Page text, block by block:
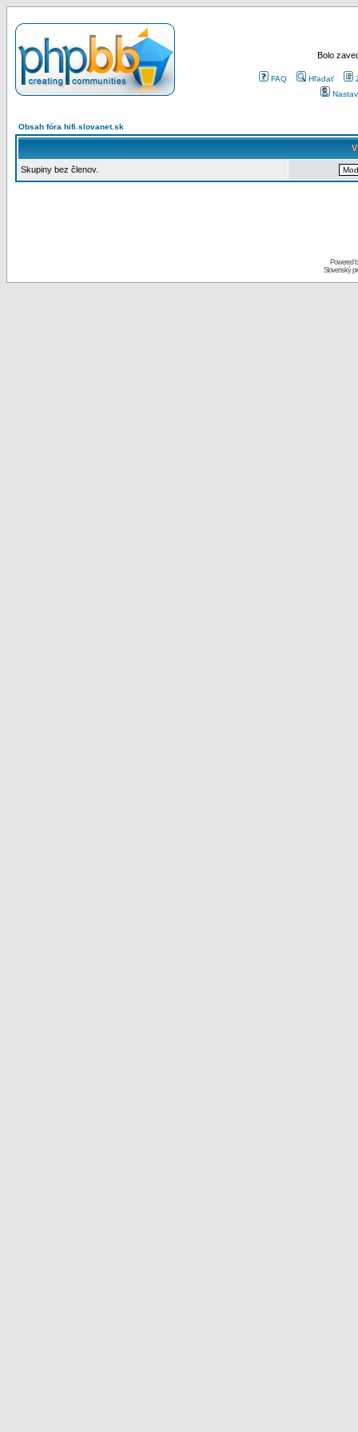
Bolo
FAQ Hľadať
Obsah fóra hifi.slovanet.sk
Skupiny bez členov.
Powered
Slovenský